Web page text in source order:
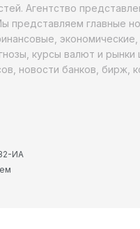
Агентство
представляем главные
экономические,
курсы валют и рынки
новости банков, бирж,
ИА